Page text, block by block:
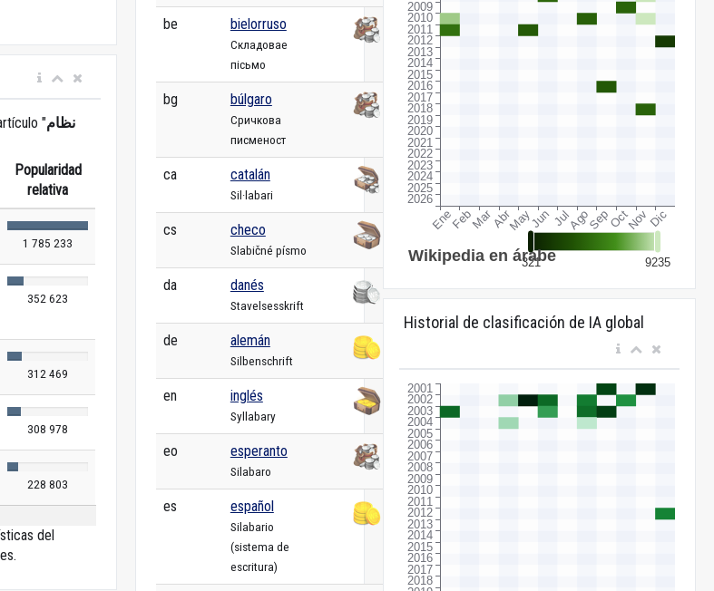
"نظام
Popularidad
relativa
1 785 233
352 623
312 469
308 978
228 803
del
be bielorruso
Складовае
пісьмо
bg búlgaro
Сричкова
писменост
ca catalán
Sil·labari
cs checo
Slabičné písmo
da danés
Stavelsesskrift
de alemán
Silbenschrift
en inglés
Syllabary
eo esperanto
Silabaro
es español
Silabario
(sistema de
escritura)
Historial de clasificación de IA global